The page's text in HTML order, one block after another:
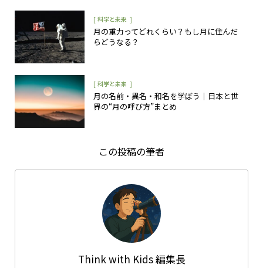
[ 科学と未来 ]
月の重力ってどれくらい？もし月に住んだ
らどうなる？
[ 科学と未来 ]
月の名前・異名・和名を学ぼう｜日本と世
界の“月の呼び方”まとめ
この投稿の筆者
Think with Kids 編集長